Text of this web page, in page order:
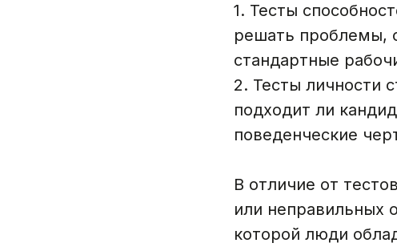
1. Тесты
решать проблемы,
стандартные
2. Тесты личности
подходит ли
поведенческие
В отличие от
или неправильных
которой люди